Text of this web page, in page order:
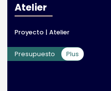
Atelier
Proyecto | Atelier
Presupuesto Plus